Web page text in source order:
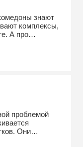
знают
комплексы,
А про
состоянием
проблемой
Они